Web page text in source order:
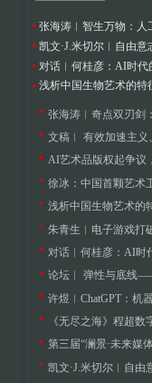
浅析中国生物艺术的特
文稿︱ 有效加速主
徐冰：中国首颗艺术
浅析中国生物艺术的
朱青生︱电子游戏打
论坛︱ 弹性与底线
许煜︱ChatGPT：机
《无尽之海》程超数
第三届“澜景·未来媒
凯文·J.米切尔︱自由